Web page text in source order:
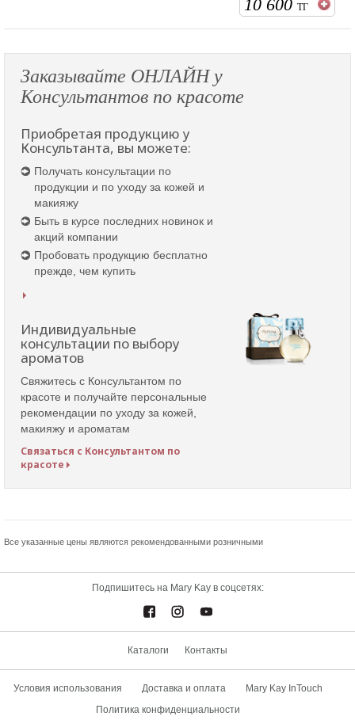
10 600 ТГ
Заказывайте ОНЛАЙН у
Консультантов по красоте
Приобретая продукцию у
Консультанта, вы можете:
Получать консультации по
продукции и по уходу за кожей и
макияжу
Быть в курсе последних новинок и
акций компании
Пробовать продукцию бесплатно
прежде, чем купить
Индивидуальные
консультации по выбору
ароматов
Свяжитесь с Консультантом по
красоте и получайте персональные
рекомендации по уходу за кожей,
макияжу и ароматам
Связаться с Консультантом по
красоте
Все указанные цены являются рекомендованными розничными
Подпишитесь на Mary Kay в соцсетях:
Каталоги Контакты
Условия использования Доставка и оплата
Mary Kay InTouch
Политика конфиденциальности